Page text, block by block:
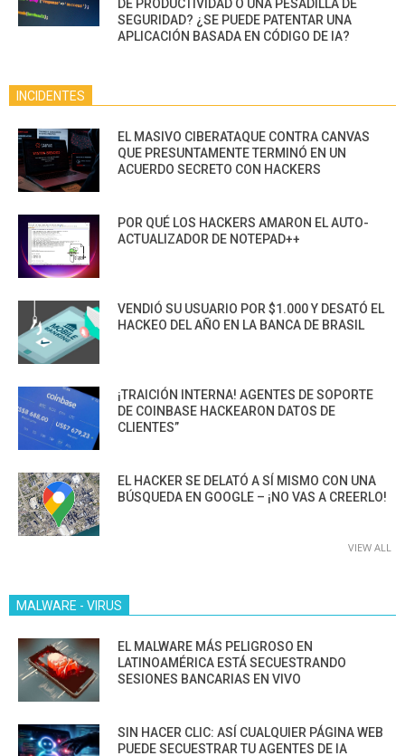
DE PRODUCTIVIDAD O UNA PESADILLA DE
SEGURIDAD? ¿SE PUEDE PATENTAR UNA
APLICACIÓN BASADA EN CÓDIGO DE IA?
INCIDENTES
EL MASIVO CIBERATAQUE CONTRA CANVAS
QUE PRESUNTAMENTE TERMINÓ EN UN
ACUERDO SECRETO CON HACKERS
POR QUÉ LOS HACKERS AMARON EL AUTO-
ACTUALIZADOR DE NOTEPAD++
VENDIÓ SU USUARIO POR $1.000 Y DESATÓ EL
HACKEO DEL AÑO EN LA BANCA DE BRASIL
¡TRAICIÓN INTERNA! AGENTES DE SOPORTE
DE COINBASE HACKEARON DATOS DE
CLIENTES”
EL HACKER SE DELATÓ A SÍ MISMO CON UNA
BÚSQUEDA EN GOOGLE – ¡NO VAS A CREERLO!
VIEW ALL
MALWARE - VIRUS
EL MALWARE MÁS PELIGROSO EN
LATINOAMÉRICA ESTÁ SECUESTRANDO
SESIONES BANCARIAS EN VIVO
SIN HACER CLIC: ASÍ CUALQUIER PÁGINA WEB
PUEDE SECUESTRAR TU AGENTES DE IA